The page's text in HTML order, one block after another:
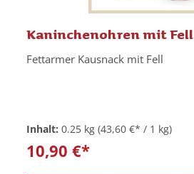
Kaninchenohren mit Fell
Fettarmer Kausnack mit Fell
Inhalt: 0.25 kg (43,60 €* / 1 kg)
10,90 €*